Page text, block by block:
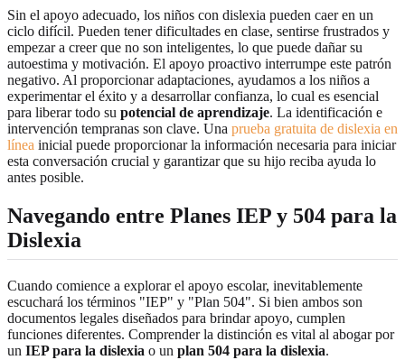
Sin el apoyo adecuado, los niños con dislexia pueden caer en un
ciclo difícil. Pueden tener dificultades en clase, sentirse frustrados y
empezar a creer que no son inteligentes, lo que puede dañar su
autoestima y motivación. El apoyo proactivo interrumpe este patrón
negativo. Al proporcionar adaptaciones, ayudamos a los niños a
experimentar el éxito y a desarrollar confianza, lo cual es esencial
para liberar todo su potencial de aprendizaje. La identificación e
intervención tempranas son clave. Una prueba gratuita de dislexia en
línea inicial puede proporcionar la información necesaria para iniciar
esta conversación crucial y garantizar que su hijo reciba ayuda lo
antes posible.
Navegando entre Planes IEP y 504 para la
Dislexia
Cuando comience a explorar el apoyo escolar, inevitablemente
escuchará los términos "IEP" y "Plan 504". Si bien ambos son
documentos legales diseñados para brindar apoyo, cumplen
funciones diferentes. Comprender la distinción es vital al abogar por
un IEP para la dislexia o un plan 504 para la dislexia.